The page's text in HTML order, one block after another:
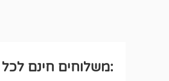
:משלוחים חינם לכל הארץ